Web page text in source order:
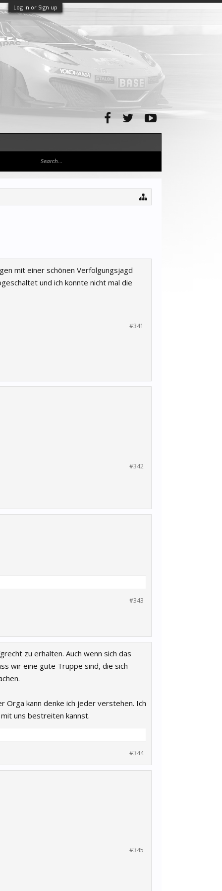
Log in or Sign up
mit einer schönen Verfolgungsjagd
und ich konnte nicht mal die
#341
#342
#343
zu erhalten. Auch wenn sich das
wir eine gute Truppe sind, die sich
Orga kann denke ich jeder verstehen. Ich
uns bestreiten kannst.
#344
#345